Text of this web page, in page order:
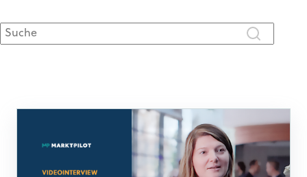
Dies ist ein Suchfeld mit einer automatischen Vorschlagsfunktion.